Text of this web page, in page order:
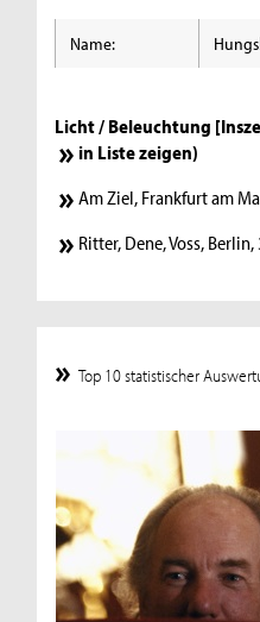
Name:
Licht / Beleuchtung
in Liste zeigen)
Am Ziel, Frankfurt am
Ritter, Dene, Voss,
Top 10 statistischer